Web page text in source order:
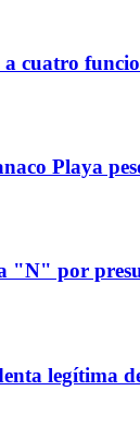
cuatro
Playa
"N" por
legítima